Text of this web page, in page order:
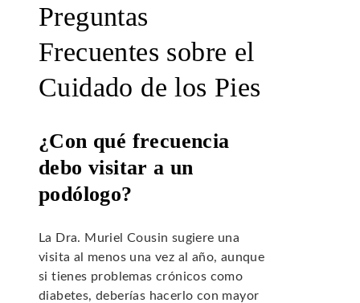
Preguntas
Frecuentes sobre el
Cuidado de los Pies
¿Con qué frecuencia
debo visitar a un
podólogo?
La Dra. Muriel Cousin sugiere una
visita al menos una vez al año, aunque
si tienes problemas crónicos como
diabetes, deberías hacerlo con mayor